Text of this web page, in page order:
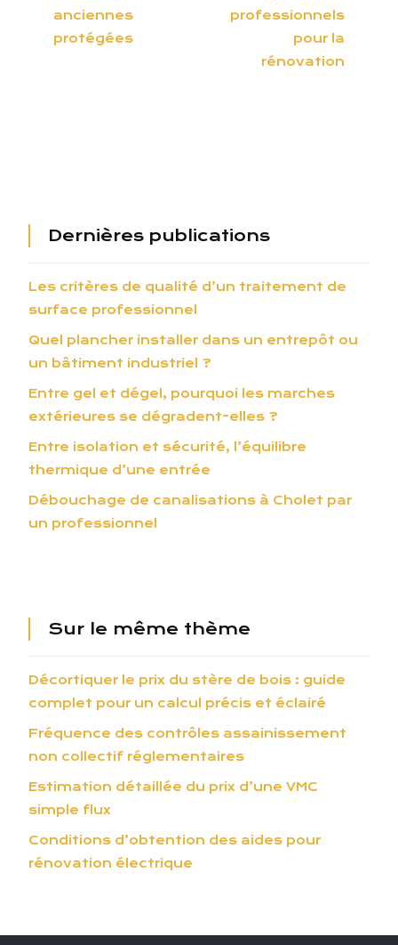
anciennes
protégées
professionnels
pour la
rénovation
Dernières publications
Les critères de qualité d’un traitement de
surface professionnel
Quel plancher installer dans un entrepôt ou
un bâtiment industriel ?
Entre gel et dégel, pourquoi les marches
extérieures se dégradent-elles ?
Entre isolation et sécurité, l’équilibre
thermique d’une entrée
Débouchage de canalisations à Cholet par
un professionnel
Sur le même thème
Décortiquer le prix du stère de bois : guide
complet pour un calcul précis et éclairé
Fréquence des contrôles assainissement
non collectif réglementaires
Estimation détaillée du prix d’une VMC
simple flux
Conditions d’obtention des aides pour
rénovation électrique